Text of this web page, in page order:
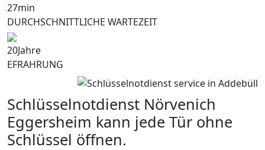
27min
DURCHSCHNITTLICHE WARTEZEIT
20Jahre
EFRAHRUNG
Schlüsselnotdienst Nörvenich
Eggersheim kann jede Tür ohne
Schlüssel öffnen.